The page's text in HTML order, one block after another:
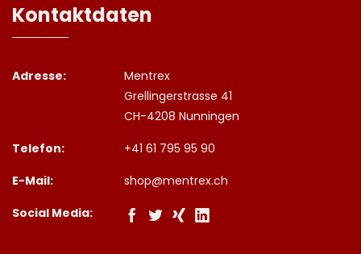
Kontaktdaten
Adresse:
Mentrex
Grellingerstrasse 41
CH-4208 Nunningen
Telefon:
+41 61 795 95 90
E-Mail:
shop@mentrex.ch
Social Media: